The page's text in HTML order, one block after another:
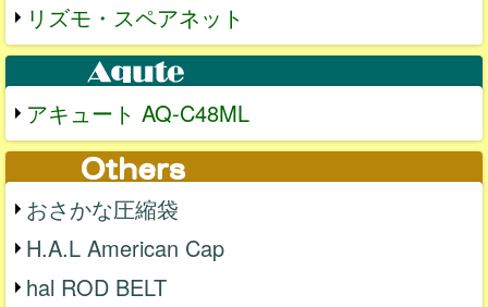
リズモ・スペアネット
アキュート AQ-C48ML
おさかな圧縮袋
H.A.L American Cap
hal ROD BELT